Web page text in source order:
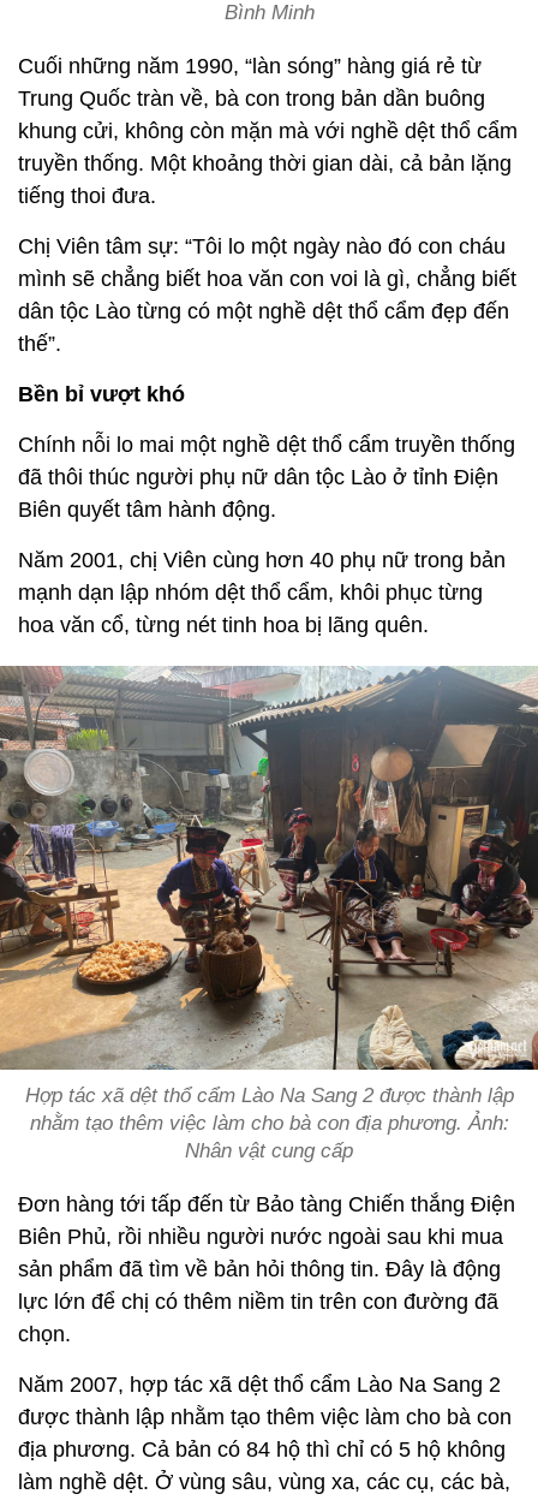
Bình Minh
Cuối những năm 1990, “làn sóng” hàng giá rẻ từ
Trung Quốc tràn về, bà con trong bản dần buông
khung cửi, không còn mặn mà với nghề dệt thổ cẩm
truyền thống. Một khoảng thời gian dài, cả bản lặng
tiếng thoi đưa.
Chị Viên tâm sự: “Tôi lo một ngày nào đó con cháu
mình sẽ chẳng biết hoa văn con voi là gì, chẳng biết
dân tộc Lào từng có một nghề dệt thổ cẩm đẹp đến
thế”.
Bền bỉ vượt khó
Chính nỗi lo mai một nghề dệt thổ cẩm truyền thống
đã thôi thúc người phụ nữ dân tộc Lào ở tỉnh Điện
Biên quyết tâm hành động.
Năm 2001, chị Viên cùng hơn 40 phụ nữ trong bản
mạnh dạn lập nhóm dệt thổ cẩm, khôi phục từng
hoa văn cổ, từng nét tinh hoa bị lãng quên.
Hợp tác xã dệt thổ cẩm Lào Na Sang 2 được thành lập
nhằm tạo thêm việc làm cho bà con địa phương. Ảnh:
Nhân vật cung cấp
Đơn hàng tới tấp đến từ Bảo tàng Chiến thắng Điện
Biên Phủ, rồi nhiều người nước ngoài sau khi mua
sản phẩm đã tìm về bản hỏi thông tin. Đây là động
lực lớn để chị có thêm niềm tin trên con đường đã
chọn.
Năm 2007, hợp tác xã dệt thổ cẩm Lào Na Sang 2
được thành lập nhằm tạo thêm việc làm cho bà con
địa phương. Cả bản có 84 hộ thì chỉ có 5 hộ không
làm nghề dệt. Ở vùng sâu, vùng xa, các cụ, các bà,